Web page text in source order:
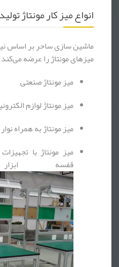
انواع میز کار مونتاژ
ماشین سازی ساحر بر اساس
میزهای مونتاژ را عرضه
میز مونتاژ صنعتی
میز مونتاژ لوازم
میز مونتاژ به همراه
میز مونتاژ با
قفسه